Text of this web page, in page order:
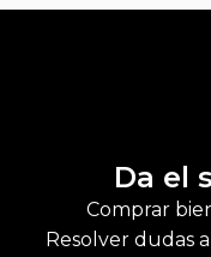
Da el
Comprar
Resolver dudas